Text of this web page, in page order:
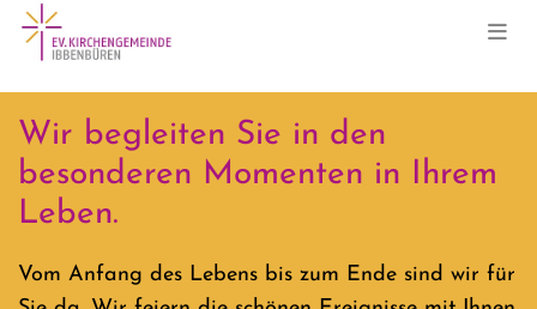
Wir begleiten Sie in den
besonderen Momenten in Ihrem
Leben.
Vom Anfang des Lebens bis zum Ende sind wir für